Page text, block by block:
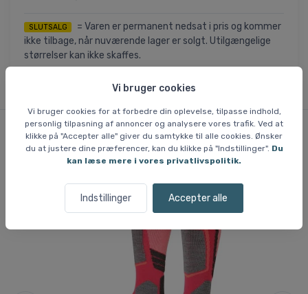
Vi bruger cookies
Vi bruger cookies for at forbedre din oplevelse, tilpasse indhold,
personlig tilpasning af annoncer og analysere vores trafik. Ved at
klikke på "Accepter alle" giver du samtykke til alle cookies. Ønsker
du at justere dine præferencer, kan du klikke på "Indstillinger". Du
kan læse mere i vores privatlivspolitik.
Indstillinger Accepter alle
SLUTSALG
= Varen er permanent nedsat i pris og kommer
ikke tilbage, når nuværende lager er solgt. Utilgængelige
størrelser kan ikke skaffes.
Lignende varer